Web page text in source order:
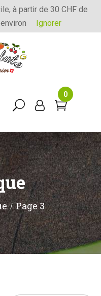
à partir de 30 CHF de
Ignorer
0
Page 3